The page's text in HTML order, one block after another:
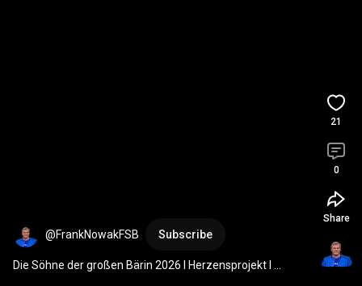
@FrankNowakFSB Subscribe
Die Söhne der großen Bärin 2026 I Herzensprojekt I
21
0
Share